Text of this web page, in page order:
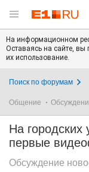
На информационном
Оставаясь на сайте, вы
их использование.
Поиск по форумам
Общение
На городских
первые
Обсуждение